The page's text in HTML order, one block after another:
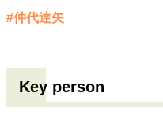
#仲代達矢
Key person